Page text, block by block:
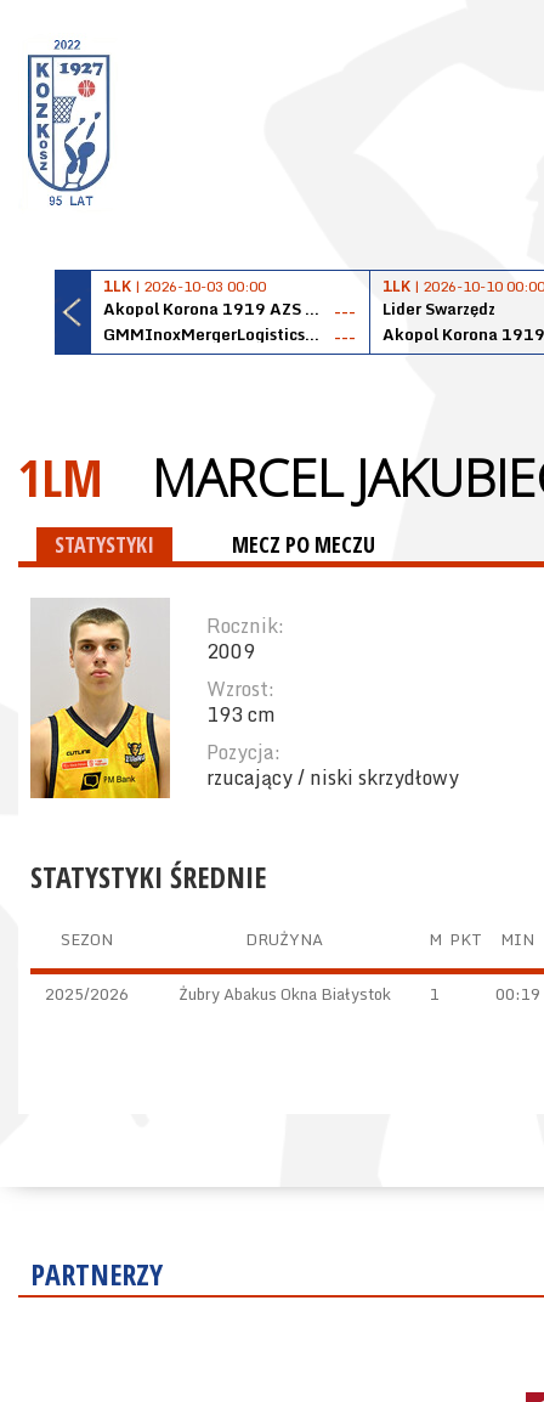
1LK | 2026-10-03 00:00
Akopol Korona 1919 AZS PK Kraków
---
GMMInoxMergerLogisticsPanteryŁańcut
---
1LK | 2026-10-10 00:00
Lider Swarzędz
1LM MARCEL
STATYSTYKI MECZ PO MECZU
Rocznik:
2009
Wzrost:
193 cm
Pozycja:
rzucający / niski skrzydłowy
STATYSTYKI ŚREDNIE
SEZON DRUŻYNA M PKT MIN
2025/2026 Żubry Abakus Okna Białystok 1 00:19
PARTNERZY